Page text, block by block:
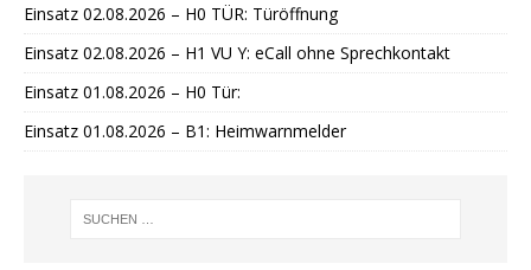
Einsatz 02.08.2026 – H0 TÜR: Türöffnung
Einsatz 02.08.2026 – H1 VU Y: eCall ohne Sprechkontakt
Einsatz 01.08.2026 – H0 Tür:
Einsatz 01.08.2026 – B1: Heimwarnmelder